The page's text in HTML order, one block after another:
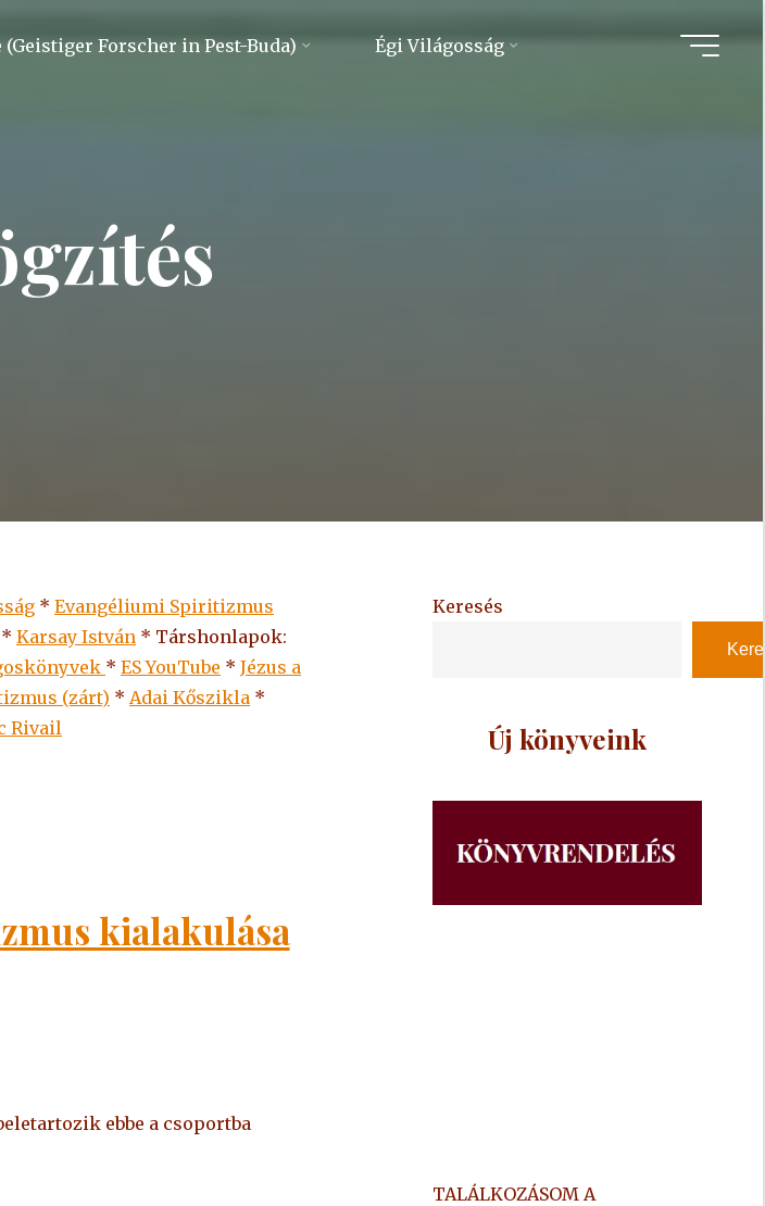
Forscher in Pest-Buda) Égi Világosság
* Evangéliumi Spiritizmus
* Karsay István * Társhonlapok:
* ESYouTube * Jézus a
(zárt) * Adai Kőszikla *
Rivail
kialakulása
ebbe a csoportba
Keresés
Új könyveink
TALÁLKOZÁSOM A